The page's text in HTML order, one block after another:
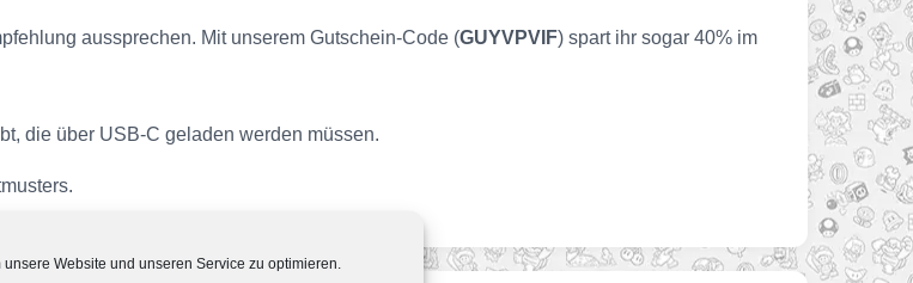
Website und unseren Service zu optimieren.
aussprechen. Mit unserem Gutschein-Code (GUYVPVIF) spart ihr sogar 40% im
die über USB-C geladen werden müssen.